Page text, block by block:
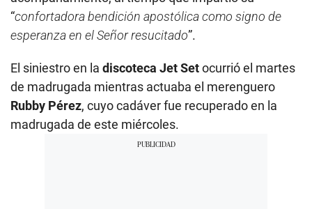
“confortadora bendición apostólica como signo de
esperanza en el Señor resucitado”.
El siniestro en la discoteca Jet Setocurrió el martes
de madrugada mientras actuaba el merenguero
Rubby Pérez, cuyo cadáver fue recuperado en la
madrugada de este miércoles.